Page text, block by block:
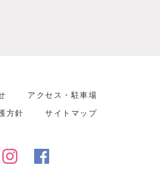
アクセス・駐車場
方針
サイトマップ